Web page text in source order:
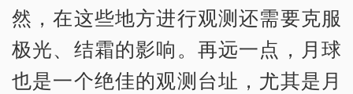
然，在这些地方进行观测还需要克服
极光、结霜的影响。再远一点，月球
也是一个绝佳的观测台址，尤其是月